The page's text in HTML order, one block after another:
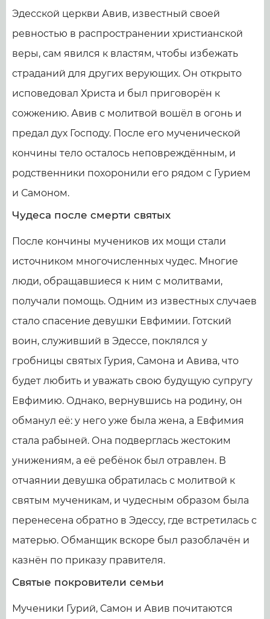
Эдесской церкви Авив, известный своей
ревностью в распространении христианской
веры, сам явился к властям, чтобы избежать
страданий для других верующих. Он открыто
исповедовал Христа и был приговорён к
сожжению. Авив с молитвой вошёл в огонь и
предал дух Господу. После его мученической
кончины тело осталось неповреждённым, и
родственники похоронили его рядом с Гурием
и Самоном.
Чудеса после смерти святых
После кончины мучеников их мощи стали
источником многочисленных чудес. Многие
люди, обращавшиеся к ним с молитвами,
получали помощь. Одним из известных случаев
стало спасение девушки Евфимии. Готский
воин, служивший в Эдессе, поклялся у
гробницы святых Гурия, Самона и Авива, что
будет любить и уважать свою будущую супругу
Евфимию. Однако, вернувшись на родину, он
обманул её: у него уже была жена, а Евфимия
стала рабыней. Она подверглась жестоким
унижениям, а её ребёнок был отравлен. В
отчаянии девушка обратилась с молитвой к
святым мученикам, и чудесным образом была
перенесена обратно в Эдессу, где встретилась с
матерью. Обманщик вскоре был разоблачён и
казнён по приказу правителя.
Святые покровители семьи
Мученики Гурий, Самон и Авив почитаются